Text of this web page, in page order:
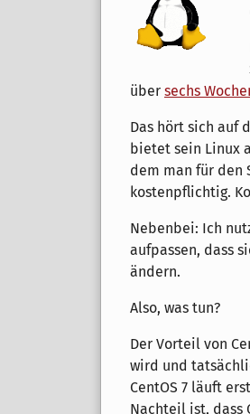
über sechs
Das hört sich auf
bietet sein Linux
dem man für den
kostenpflichtig.
Nebenbei: Ich
aufpassen, dass
ändern.
Also, was tun?
Der Vorteil von
wird und
CentOS 7 läuft
Nachteil ist, dass